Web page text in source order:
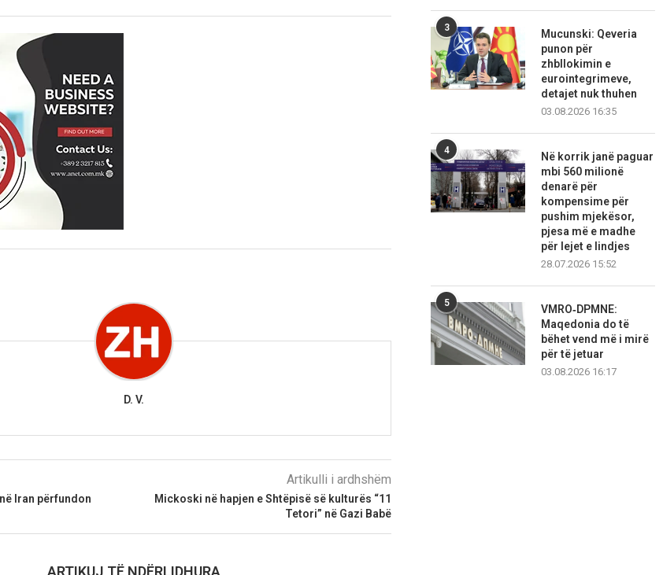
D. V.
Iran përfundon
Artikulli i ardhshëm
Mickoski në hapjen e Shtëpisë së kulturës “11
Tetori” në Gazi Babë
ARTIKUJ TË NDËRLIDHURA
3
Mucunski: Qeveria
punon për
zhbllokimin e
eurointegrimeve,
detajet nuk thuhen
03.08.2026 16:35
4
Në korrik janë paguar
mbi 560 milionë
denarë për
kompensime për
pushim mjekësor,
pjesa më e madhe
për lejet e lindjes
28.07.2026 15:52
5
VMRO‑DPMNE:
Maqedonia do të
bëhet vend më i mirë
për të jetuar
03.08.2026 16:17